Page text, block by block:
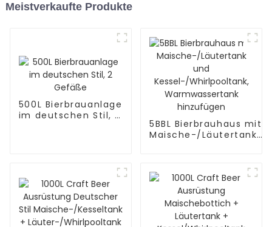
Meistverkaufte Produkte
500L Bierbrauanlage
im deutschen Stil, 2
5BBL Bierbrauhaus mit
Maische-/Läutertank
hinzufügen